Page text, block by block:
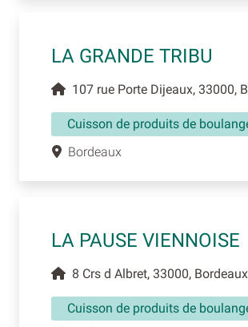
LA GRANDE TRIBU
107 rue Porte Dijeaux, 33000,
Cuisson de produits de
Bordeaux
LA PAUSE VIENNOISE
8 Crs d Albret, 33000, Bordeaux
Cuisson de produits de